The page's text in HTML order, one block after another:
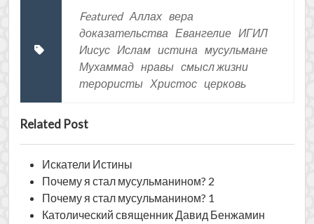
Featured Аллах вера
доказательства Евангелие ИГИЛ
Иисус Ислам истина мусульмане
Мухаммад нравы смысл жизни
терористы Христос церковь
Related Post
Искатели Истины
Почему я стал мусульманином? 2
Почему я стал мусульманином? 1
Католический священник Давид Бенжамин